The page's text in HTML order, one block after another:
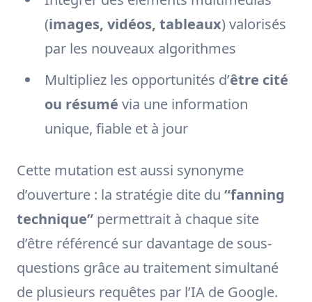
(images, vidéos, tableaux) valorisés
par les nouveaux algorithmes
Multipliez les opportunités d’être cité
ou résumé via une information
unique, fiable et à jour
Cette mutation est aussi synonyme
d’ouverture : la stratégie dite du “fanning
technique” permettrait à chaque site
d’être référencé sur davantage de sous-
questions grâce au traitement simultané
de plusieurs requêtes par l’IA de Google.